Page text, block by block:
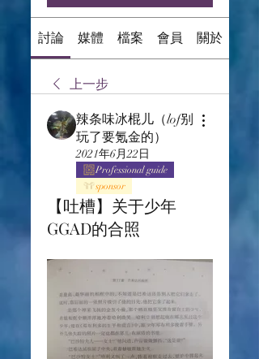
討論 媒體 檔案 會員 關於
上一步
辣条味冰棍儿（lof别
玩了要氪金的）
2021年6月22日
Professional guide
sponsor
【吐槽】关于少年
GGAD的合照